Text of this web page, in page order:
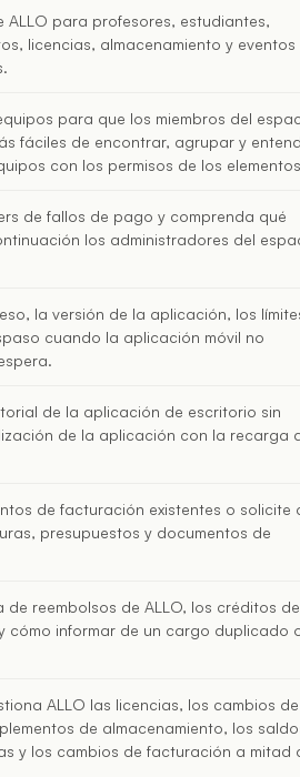
ALLO para profesores, estudiantes,
licencias, almacenamiento y eventos
para que los miembros del
fáciles de encontrar, agrupar y
con los permisos de los
de fallos de pago y comprenda qué
los administradores del
la versión de la aplicación, los
cuando la aplicación móvil no
de la aplicación de escritorio sin
de la aplicación con la recarga
de facturación existentes o solicite
presupuestos y documentos de
de reembolsos de ALLO, los créditos
cómo informar de un cargo duplicado
ALLO las licencias, los cambios de
de almacenamiento, los
y los cambios de facturación a mitad